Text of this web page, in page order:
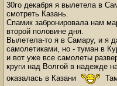
30го декабря я вылетела в
смотреть Казань.
Спамик забронировала нам
второй половине дня.
Вылетела-то я в Самару, и я
самолетиками, но - туман в
и вот уже все самолеты
круги над Волгой в надежде
оказалась в Казани